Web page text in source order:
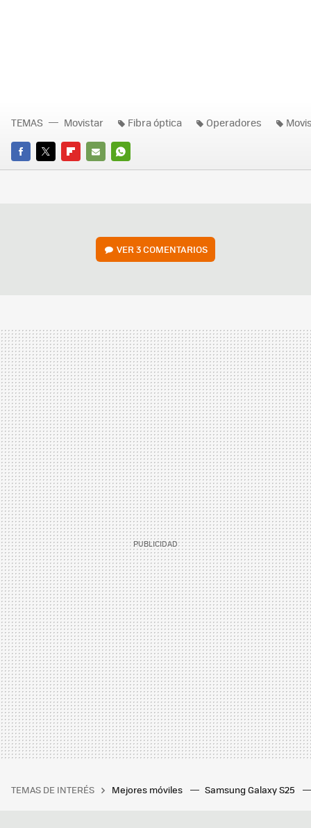
FACEBOOK
TWITTERFLIPBOARD
E-
WHATSAPP
TEMAS Movistar Fibra óptica Operadores
VER3 COMENTARIOS
TEMAS DE INTERÉS Mejores móviles Samsung Galaxy S25